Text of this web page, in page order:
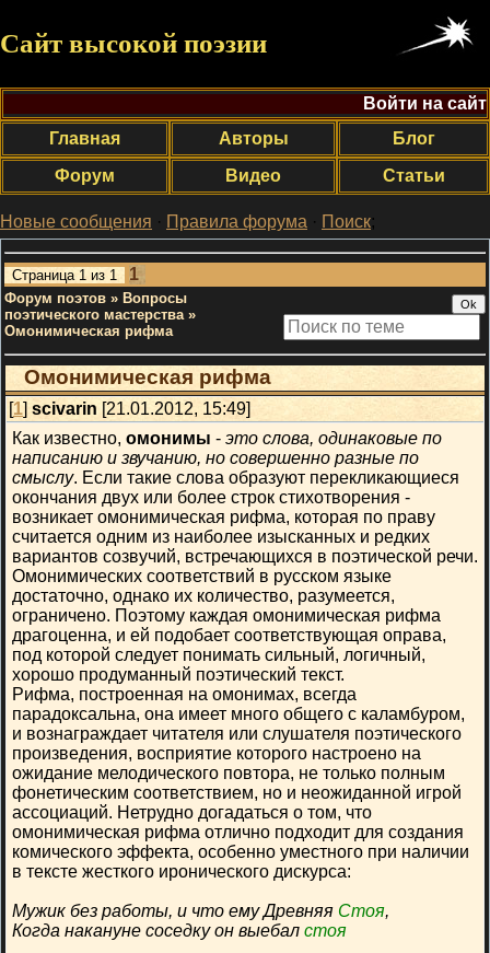
Сайт высокой поэзии
Войти на сайт
Главная
Авторы
Блог
Форум
Видео Статьи
Новые сообщения · Правила форума · Поиск;
Страница 1 из 1 1
Форум поэтов » Вопросы
поэтического мастерства »
Омонимическая рифма
Омонимическая рифма
[1] scivarin [21.01.2012, 15:49]
Как известно, омонимы - это слова, одинаковые по
написанию и звучанию, но совершенно разные по
смыслу. Если такие слова образуют перекликающиеся
окончания двух или более строк стихотворения -
возникает омонимическая рифма, которая по праву
считается одним из наиболее изысканных и редких
вариантов созвучий, встречающихся в поэтической речи.
Омонимических соответствий в русском языке
достаточно, однако их количество, разумеется,
ограничено. Поэтому каждая омонимическая рифма
драгоценна, и ей подобает соответствующая оправа,
под которой следует понимать сильный, логичный,
хорошо продуманный поэтический текст.
Рифма, построенная на омонимах, всегда
парадоксальна, она имеет много общего с каламбуром,
и вознаграждает читателя или слушателя поэтического
произведения, восприятие которого настроено на
ожидание мелодического повтора, не только полным
фонетическим соответствием, но и неожиданной игрой
ассоциаций. Нетрудно догадаться о том, что
омонимическая рифма отлично подходит для создания
комического эффекта, особенно уместного при наличии
в тексте жесткого иронического дискурса:
Мужик без работы, и что ему Древняя Стоя,
Когда накануне соседку он выебал стоя